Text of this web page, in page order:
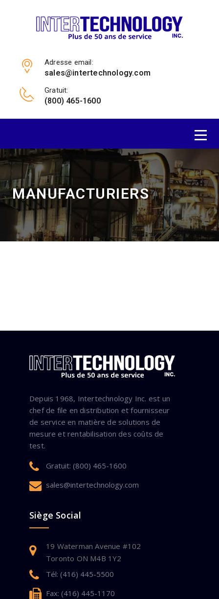
Adresse email:
sales@intertechnology.com
Gratuit:
(800) 465-1600
MANUFACTURIERS
Depuis 1968, Intertechnology Inc. est un
chef de file en distribution et fournisseur
de service en matière de solutions de
mesure et rentabilisation des coûts de
test.
Gratuit: (800) 465-1600
sales@intertechnology.com
Siège Social
19 Waterman Avenue #102
Toronto ON M4B 1Y2
Tél: (416) 445-5500
Fax: (416) 445-1170